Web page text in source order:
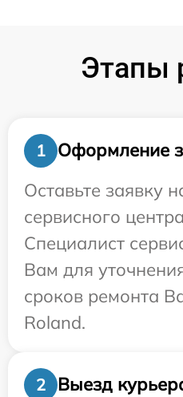
Этапы
1
Оформление
Оставьте заявку
сервисного
Специалист
Вам для
сроков ремонта
Roland.
2
Выезд